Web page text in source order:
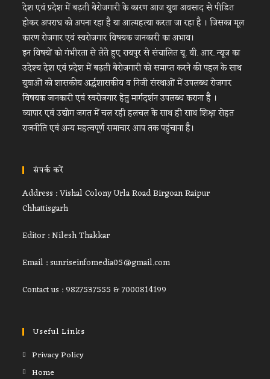
देश एवं प्रदेश में बढ़ती बेरोजगारी के कारण आज युवा अवसाद से पीडित
होकर अपराध को अपना रहा है या आत्महत्या करता जा रहा है । जिसका मूल
कारण रोजगार एवं स्वरोजगार विषयक जानकारी का अभाव।
इन विषयों को गंभीरता से लेते हुए रायपुर से संचालित यू. वी. आर. न्यूज का
उदेश्य देश एवं प्रदेश में बढ़ती बेरोजगारी को समाप्त करने की पहल के साथ
युवाओं को शासकीय अर्द्धशासकीय व निजी संस्थाओं में उपलब्ध रोजगार
विषयक जानकारी एवं स्वरोजगार हेतु मार्गदर्शन उपलब्ध कराना है ।
व्यापार एवं उद्योग जगत में चल रही हलचल के साथ ही साथ शिक्षा सेहत
राजनीति एवं अन्य महत्वपूर्ण समाचार आप तक पहुंचाना है।
संपर्क करें
Address : Vishal Colony Urla Road Birgoan Raipur
Chhattisgarh
Editor : Nilesh Thakkar
Email : sunriseinfomedia05@gmail.com
Contact us : 9827537555 & 7000814199
Useful Links
Privacy Policy
Home